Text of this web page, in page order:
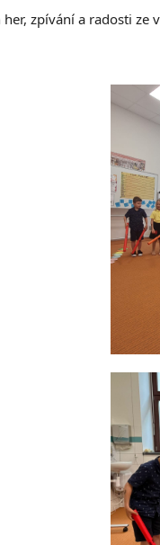
zpívání a radosti ze